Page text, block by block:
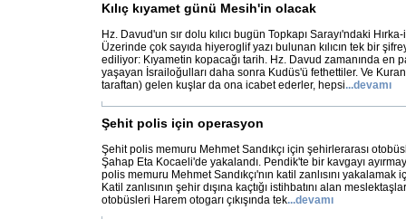
Kılıç kıyamet günü Mesih'in olacak
Hz. Davud'un sır dolu kılıcı bugün Topkapı Sarayı'ndaki
Üzerinde çok sayıda hiyeroglif yazı bulunan kılıcın tek bir
ediliyor: Kıyametin kopacağı tarih. Hz. Davud zamanında en
yaşayan İsrailoğulları daha sonra Kudüs'ü fethettiler. Ve
taraftan) gelen kuşlar da ona icabet ederler, hepsi...devamı
Şehit polis için operasyon
Şehit polis memuru Mehmet Sandıkçı için şehirlerarası
Şahap Eta Kocaeli'de yakalandı. Pendik'te bir kavgayı
polis memuru Mehmet Sandıkçı'nın katil zanlısını
Katil zanlısının şehir dışına kaçtığı istihbatını alan
otobüsleri Harem otogarı çıkışında tek...devamı